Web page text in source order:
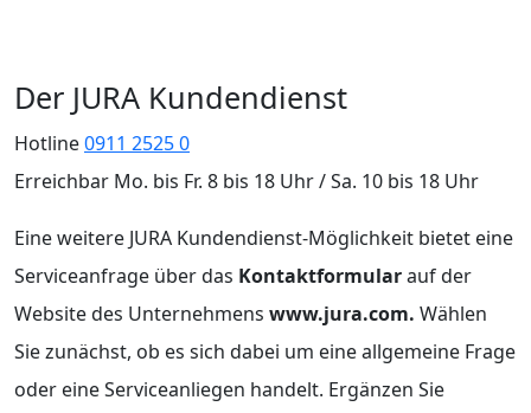
Der JURA Kundendienst
Hotline0911 2525 0
Erreichbar Mo. bis Fr. 8 bis 18 Uhr / Sa. 10 bis 18 Uhr
Eine weitere JURA Kundendienst-Möglichkeit bietet eine
Serviceanfrage über das Kontaktformularauf der
Website des Unternehmens www.jura.com. Wählen
Sie zunächst, ob es sich dabei um eine allgemeine Frage
oder eine Serviceanliegen handelt. Ergänzen Sie